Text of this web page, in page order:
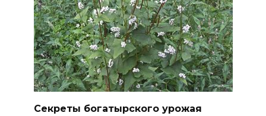
Секреты богатырского урожая